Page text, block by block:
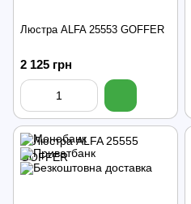
Люстра ALFA 25553 GOFFER
2 125 грн